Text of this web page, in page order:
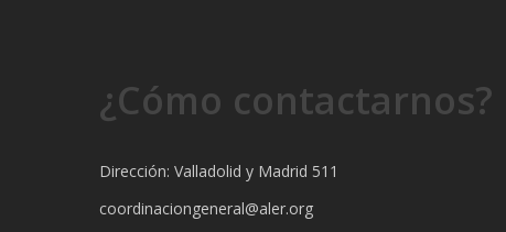
¿Cómo contactarnos?
Dirección: Valladolid y Madrid 511
coordinaciongeneral@aler.org